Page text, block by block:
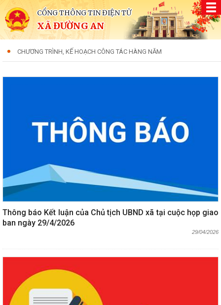
CỔNG THÔNG TIN ĐIỆN TỬ
XÃ ĐƯỜNG AN
CHƯƠNG TRÌNH, KẾ HOẠCH CÔNG TÁC HÀNG NĂM
Thông báo Kết luận của Chủ tịch UBND xã tại cuộc họp giao
ban ngày 29/4/2026
29/04/2026